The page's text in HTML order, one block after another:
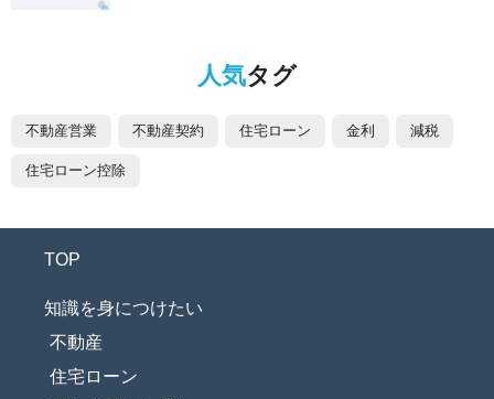
人気タグ
不動産営業 不動産契約 住宅ローン 金利 減税
住宅ローン控除
TOP
知識を身につけたい
不動産
住宅ローン